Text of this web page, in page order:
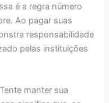
é a regra número
Ao pagar suas
responsabilidade
pelas instituições
Tente manter sua